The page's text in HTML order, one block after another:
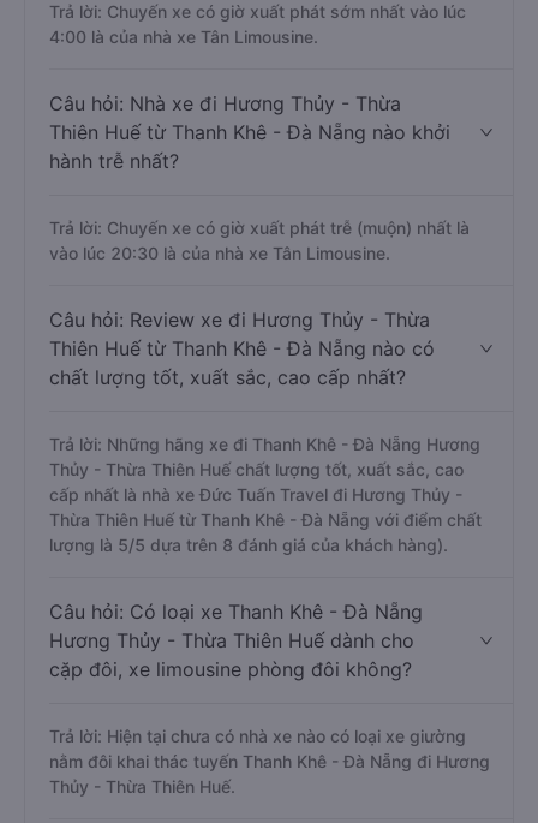
Trả lời: Chuyến xe có giờ xuất phát sớm nhất vào lúc
4:00 là của nhà xe Tân Limousine.
Câu hỏi: Nhà xe đi Hương Thủy - Thừa
Thiên Huế từ Thanh Khê - Đà Nẵng nào khởi
hành trễ nhất?
Trả lời: Chuyến xe có giờ xuất phát trễ (muộn) nhất là
vào lúc 20:30 là của nhà xe Tân Limousine.
Câu hỏi: Review xe đi Hương Thủy - Thừa
Thiên Huế từ Thanh Khê - Đà Nẵng nào có
chất lượng tốt, xuất sắc, cao cấp nhất?
Trả lời: Những hãng xe đi Thanh Khê - Đà Nẵng Hương
Thủy - Thừa Thiên Huế chất lượng tốt, xuất sắc, cao
cấp nhất là nhà xe Đức Tuấn Travel đi Hương Thủy -
Thừa Thiên Huế từ Thanh Khê - Đà Nẵng với điểm chất
lượng là 5/5 dựa trên 8 đánh giá của khách hàng).
Câu hỏi: Có loại xe Thanh Khê - Đà Nẵng
Hương Thủy - Thừa Thiên Huế dành cho
cặp đôi, xe limousine phòng đôi không?
Trả lời: Hiện tại chưa có nhà xe nào có loại xe giường
nằm đôi khai thác tuyến Thanh Khê - Đà Nẵng đi Hương
Thủy - Thừa Thiên Huế.